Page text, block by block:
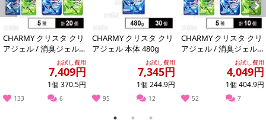
Previous
CHARMY クリスタ クリ
アジェル / 消臭ジェル
本体＆つめかえ用セッ
お試し費用
7,409円
1個 370.5円
133 6
CHARMY クリスタ クリ
アジェル 本体 480g
お試し費用
7,345円
1個 244.9円
95 12
CHARMY クリスタ クリ
アジェル / 消臭ジェル
本体＆つめかえ用セッ
お試し費用
4,049円
1個 404.9円
52 7
Next
1 2 3